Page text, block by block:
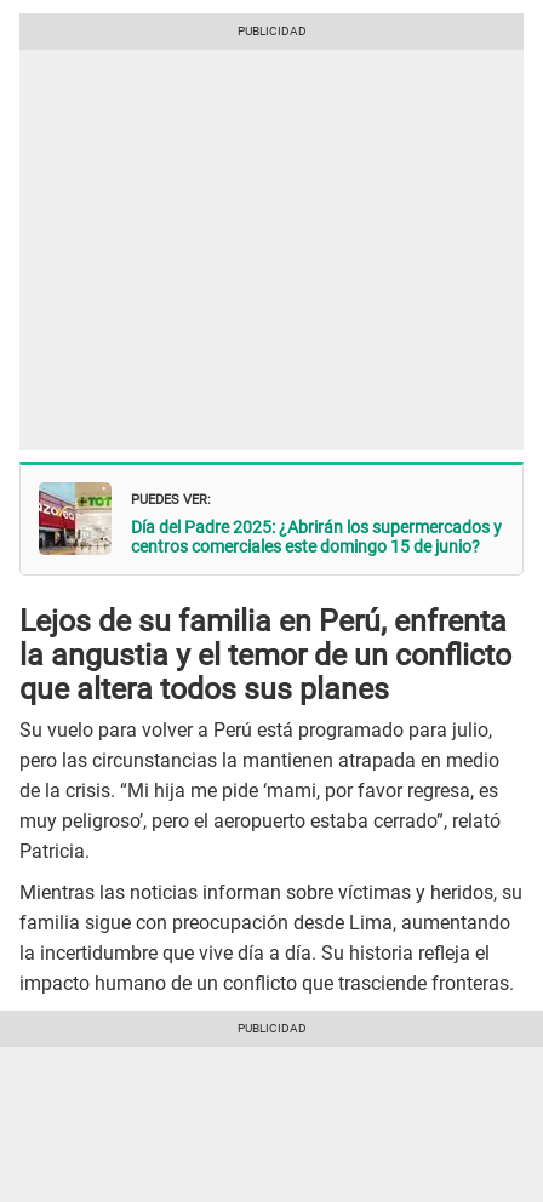
PUEDES VER:
Día del Padre 2025: ¿Abrirán los supermercados y
centros comerciales este domingo 15 de junio?
Lejos de su familia en Perú, enfrenta
la angustia y el temor de un conflicto
que altera todos sus planes
Su vuelo para volver a Perú está programado para julio,
pero las circunstancias la mantienen atrapada en medio
de la crisis. “Mi hija me pide ‘mami, por favor regresa, es
muy peligroso’, pero el aeropuerto estaba cerrado”, relató
Patricia.
Mientras las noticias informan sobre víctimas y heridos, su
familia sigue con preocupación desde Lima, aumentando
la incertidumbre que vive día a día. Su historia refleja el
impacto humano de un conflicto que trasciende fronteras.